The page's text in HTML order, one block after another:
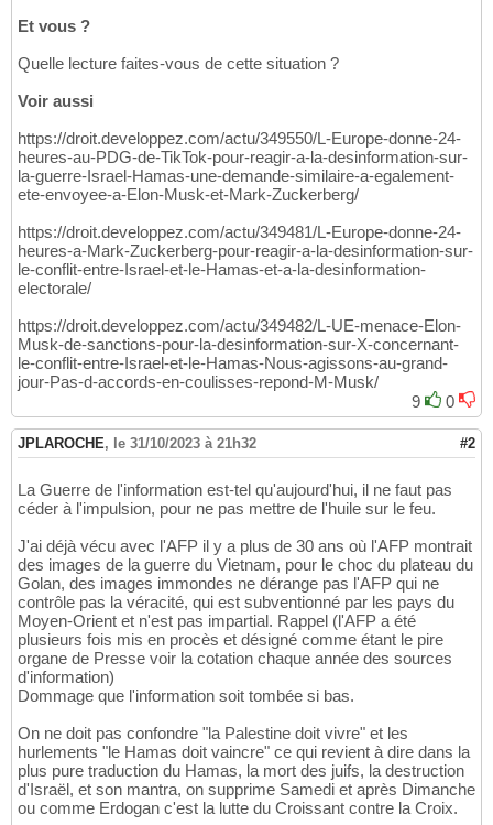
Et vous ?
Quelle lecture faites-vous de cette situation ?
Voir aussi
https://droit.developpez.com/actu/349550/L-Europe-donne-24-
heures-au-PDG-de-TikTok-pour-reagir-a-la-desinformation-sur-
la-guerre-Israel-Hamas-une-demande-similaire-a-egalement-
ete-envoyee-a-Elon-Musk-et-Mark-Zuckerberg/
https://droit.developpez.com/actu/349481/L-Europe-donne-24-
heures-a-Mark-Zuckerberg-pour-reagir-a-la-desinformation-sur-
le-conflit-entre-Israel-et-le-Hamas-et-a-la-desinformation-
electorale/
https://droit.developpez.com/actu/349482/L-UE-menace-Elon-
Musk-de-sanctions-pour-la-desinformation-sur-X-concernant-
le-conflit-entre-Israel-et-le-Hamas-Nous-agissons-au-grand-
jour-Pas-d-accords-en-coulisses-repond-M-Musk/
9
0
JPLAROCHE, le 31/10/2023 à 21h32 #2
La Guerre de l'information est-tel qu'aujourd'hui, il ne faut pas
céder à l'impulsion, pour ne pas mettre de l'huile sur le feu.
J'ai déjà vécu avec l'AFP il y a plus de 30 ans où l'AFP montrait
des images de la guerre du Vietnam, pour le choc du plateau du
Golan, des images immondes ne dérange pas l'AFP qui ne
contrôle pas la véracité, qui est subventionné par les pays du
Moyen-Orient et n'est pas impartial. Rappel (l'AFP a été
plusieurs fois mis en procès et désigné comme étant le pire
organe de Presse voir la cotation chaque année des sources
d'information)
Dommage que l'information soit tombée si bas.
On ne doit pas confondre "la Palestine doit vivre" et les
hurlements "le Hamas doit vaincre" ce qui revient à dire dans la
plus pure traduction du Hamas, la mort des juifs, la destruction
d'Israël, et son mantra, on supprime Samedi et après Dimanche
ou comme Erdogan c'est la lutte du Croissant contre la Croix.